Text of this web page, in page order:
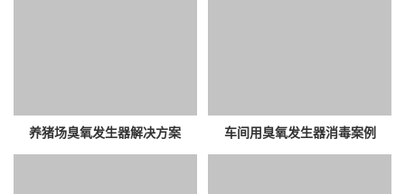
养猪场臭氧发生器解决方案 车间用臭氧发生器消毒案例